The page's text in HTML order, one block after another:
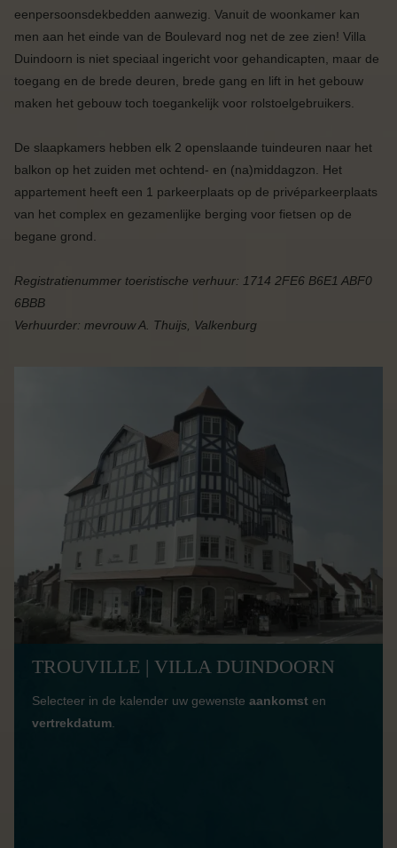
eenpersoonsdekbedden aanwezig. Vanuit de woonkamer kan
men aan het einde van de Boulevard nog net de zee zien! Villa
Duindoorn is niet speciaal ingericht voor gehandicapten, maar de
toegang en de brede deuren, brede gang en lift in het gebouw
maken het gebouw toch toegankelijk voor rolstoelgebruikers.
De slaapkamers hebben elk 2 openslaande tuindeuren naar het
balkon op het zuiden met ochtend- en (na)middagzon. Het
appartement heeft een 1 parkeerplaats op de privéparkeerplaats
van het complex en gezamenlijke berging voor fietsen op de
begane grond.
Registratienummer toeristische verhuur: 1714 2FE6 B6E1 ABF0
6BBB
Verhuurder: mevrouw A. Thuijs, Valkenburg
TROUVILLE | VILLA DUINDOORN
Selecteer in de kalender uw gewenste aankomst en
vertrekdatum